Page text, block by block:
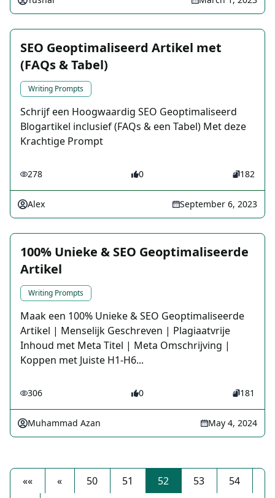
SEO Geoptimaliseerd Artikel met
(FAQs & Tabel)
Writing Prompts
Schrijf een Hoogwaardig SEO Geoptimaliseerd
Blogartikel inclusief (FAQs & een Tabel) Met deze
Krachtige Prompt
278 0 182
Alex September 6, 2023
100% Unieke & SEO Geoptimaliseerde
Artikel
Writing Prompts
Maak een 100% Unieke & SEO Geoptimaliseerde
Artikel | Menselijk Geschreven | Plagiaatvrije
Inhoud met Meta Titel | Meta Omschrijving |
Koppen met Juiste H1-H6...
306 0 181
Muhammad Azan May 4, 2024
«« « 50 51 52 53
54